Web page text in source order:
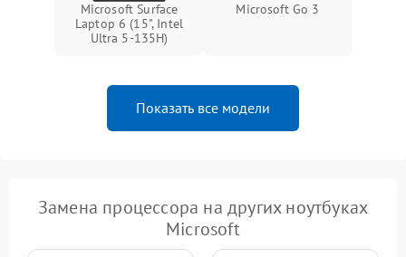
Microsoft Surface
Laptop 6 (15", Intel
Ultra 5-135H)
Microsoft Go 3
Показать все модели
Замена процессора на других ноутбуках
Microsoft